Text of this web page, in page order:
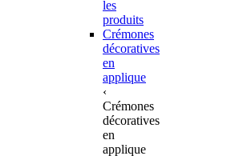
les
produits
Crémones
décoratives
en
applique
‹
Crémones
décoratives
en
applique